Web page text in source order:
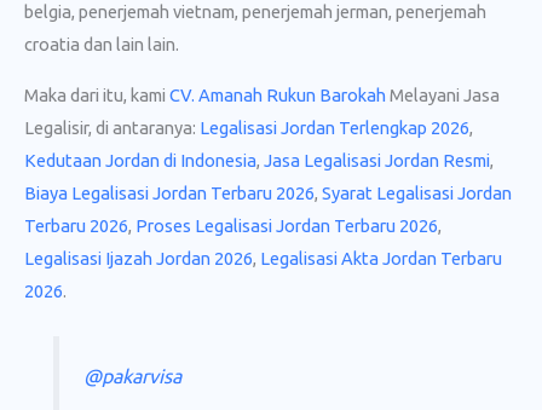
belgia, penerjemah vietnam, penerjemah jerman, penerjemah
croatia dan lain lain.
Maka dari itu, kami CV. Amanah Rukun Barokah Melayani Jasa
Legalisir, di antaranya: Legalisasi Jordan Terlengkap 2026,
Kedutaan Jordan di Indonesia, Jasa Legalisasi Jordan Resmi,
Biaya Legalisasi Jordan Terbaru 2026, Syarat Legalisasi Jordan
Terbaru 2026, Proses Legalisasi Jordan Terbaru 2026,
Legalisasi Ijazah Jordan 2026, Legalisasi Akta Jordan Terbaru
2026.
@pakarvisa